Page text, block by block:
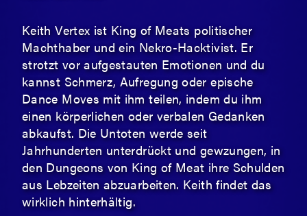
Keith Vertex ist King of Meats politischer
Machthaber und ein Nekro-Hacktivist. Er
strotzt vor aufgestauten Emotionen und du
kannst Schmerz, Aufregung oder epische
Dance Moves mit ihm teilen, indem du ihm
einen körperlichen oder verbalen Gedanken
abkaufst. Die Untoten werde seit
Jahrhunderten unterdrückt und gewzungen, in
den Dungeons von King of Meat ihre Schulden
aus Lebzeiten abzuarbeiten. Keith findet das
wirklich hinterhältig.